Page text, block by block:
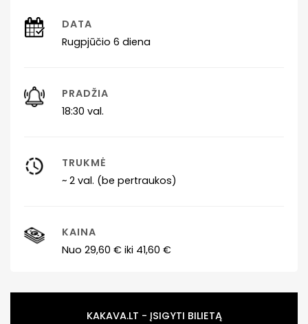
DATA
Rugpjūčio 6 diena
PRADŽIA
18:30 val.
TRUKMĖ
~ 2 val. (be pertraukos)
KAINA
Nuo 29,60 € iki 41,60 €
KAKAVA.LT - ĮSIGYTI BILIETĄ